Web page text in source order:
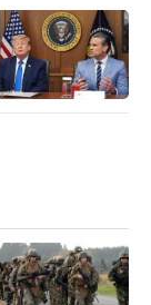
加征25%关
布，将对所
底让加拿大